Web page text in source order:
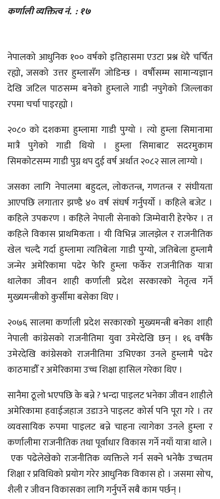
कर्णाली व्यक्तित्व नं. : १७
नेपालको आधुनिक १०० वर्षको इतिहासमा एउटा प्रश्न धेरै चर्चित
रह्यो, जसको उत्तर हुम्लासँग जोडिन्छ । वर्षौसम्म सामान्यज्ञान
देखि जटिल पाठसम्म बनेको हुम्लाले गाडी नपुगेको जिल्लाका
रपमा चर्चा पाइरह्यो ।
२०८० को दशकमा हुम्लामा गाडी पुग्यो । त्यो हुम्ला सिमानामा
मात्रै पुगेको गाडी थियो । हुम्ला सिमाबाट सदरमुकाम
सिमकोटसम्म गाडी पुग्न थप दुई वर्ष अर्थात २०८२ साल लाग्यो ।
जसका लागि नेपालमा बहुदल, लोकतन्त्र, गणतन्त्र र संघीयता
आएपछि लगातार झण्डै ४० वर्ष संघर्ष गर्नुपर्यो । कहिले बजेट ।
कहिले उपकरण । कहिले नेपाली सेनाको जिम्मेवारी हेरफेर । त
कहिले विकास प्राथमिकता । यी विभिन्न जालझेल र राजनीतिक
खेल चल्दै गर्दा हुम्लामा त्यतिबेला गाडी पुग्यो, जतिबेला हुम्लामै
जन्मेर अमेरिकामा पढेर फेरि हुम्ला फर्केर राजनीतिक यात्रा
थालेका जीवन शाही कर्णाली प्रदेश सरकारको नेतृत्व गर्ने
मुख्यमन्त्रीको कुर्सीमा बसेका थिए ।
२०७६ सालमा कर्णाली प्रदेश सरकारको मुख्यमन्त्री बनेका शाही
नेपाली कांग्रेसको राजनीतिमा युवा उमेरदेखि छन् । १६ वर्षकै
उमेरदेखि कांग्रेसको राजनीतिमा उभिएका उनले हुम्लामै पढेर
काठमाडौँ र अमेरिकामा उच्च शिक्षा हासिल गरेका थिए ।
सानैमा ठूलो भएपछि के बन्ने ? भन्दा पाइलट भनेका जीवन शाहीले
अमेरिकामा हवाईजहाज उडाउने पाइलट कोर्स पनि पूरा गरे । तर
व्यवसायिक रुपमा पाइलट बन्ने चाहना त्यागेका उनले हुम्ला र
कर्णालीमा राजनीतिक तथा पूर्वाधार विकास गर्ने नयाँ यात्रा थाले ।
एक पढेलेखेको राजनीतिक व्यक्तिले गर्न सक्ने भनेकै उच्चतम
शिक्षा र प्रविधिको प्रयोग गरेर आधुनिक विकास हो । जसमा सोच,
शैली र जीवन विकासका लागि गर्नुपर्ने सबै काम पर्छन् ।